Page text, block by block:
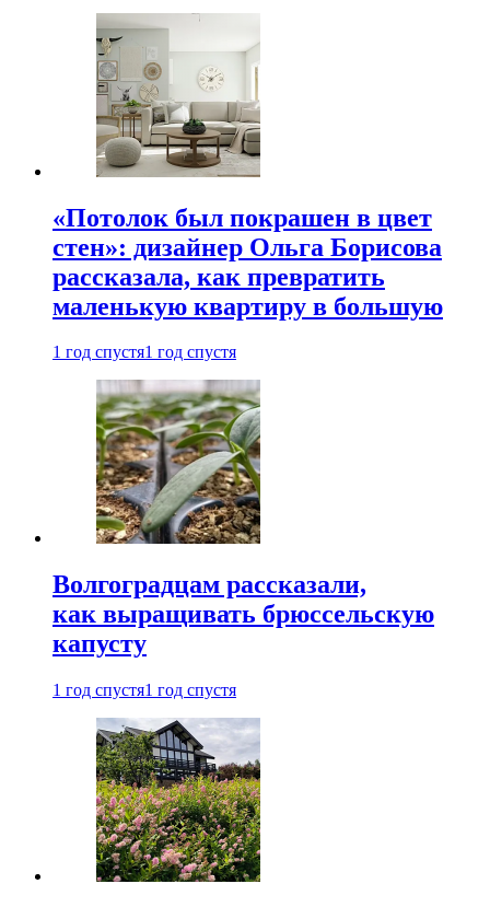
«Потолок был покрашен в цвет
стен»: дизайнер Ольга Борисова
рассказала, как превратить
маленькую квартиру в большую
1 год спустя1 год спустя
Волгоградцам рассказали,
как выращивать брюссельскую
капусту
1 год спустя1 год спустя